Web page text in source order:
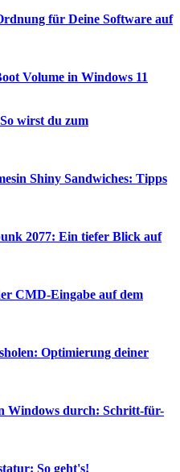
für Deine Software auf
Volume in Windows 11
wirst du zum
Shiny Sandwiches: Tipps
2077: Ein tiefer Blick auf
CMD-Eingabe auf dem
Optimierung deiner
Windows durch: Schritt-für-
So geht's!